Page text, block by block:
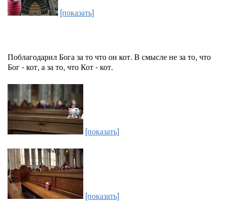
[показать]
Поблагодарил Бога за то что он кот. В смысле не за то, что
Бог - кот, а за то, что Кот - кот.
[показать]
[показать]